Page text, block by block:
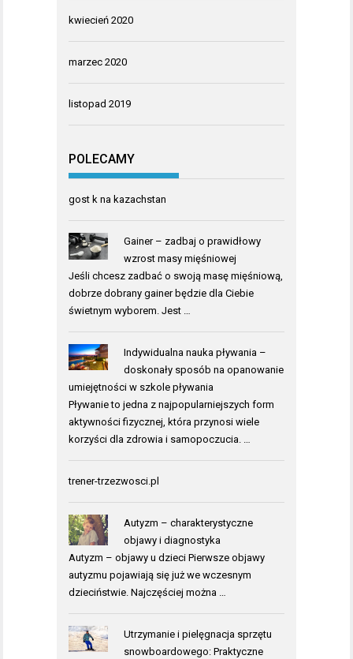
kwiecień 2020
marzec 2020
listopad 2019
POLECAMY
gost k na kazachstan
Gainer – zadbaj o prawidłowy
wzrost masy mięśniowej
Jeśli chcesz zadbać o swoją masę mięśniową,
dobrze dobrany gainer będzie dla Ciebie
świetnym wyborem. Jest …
Indywidualna nauka pływania –
doskonały sposób na opanowanie
umiejętności w szkole pływania
Pływanie to jedna z najpopularniejszych form
aktywności fizycznej, która przynosi wiele
korzyści dla zdrowia i samopoczucia. …
trener-trzezwosci.pl
Autyzm – charakterystyczne
objawy i diagnostyka
Autyzm – objawy u dzieci Pierwsze objawy
autyzmu pojawiają się już we wczesnym
dzieciństwie. Najczęściej można …
Utrzymanie i pielęgnacja sprzętu
snowboardowego: Praktyczne